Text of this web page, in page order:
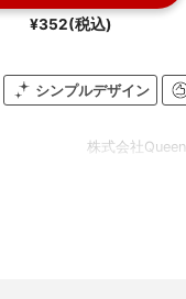
¥352(税込)
シンプルデザイン
株式会社Queen